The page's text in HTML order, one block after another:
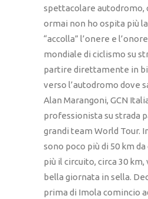
spettacolare autodromo,
ormai non ho ospita più
“accolla” l’onere e
mondiale di ciclismo su
partire direttamente in
verso l’autodromo dove
Alan Marangoni, GCN
professionista su strada
grandi team World Tour.
sono poco più di 50 km da
più il circuito, circa 30
bella giornata in sella.
prima di Imola comincio